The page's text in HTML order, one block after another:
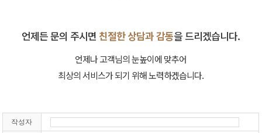
언제든 문의 주시면 친절한 상담과 감동을 드리겠습니다.
언제나 고객님의 눈높이에 맞추어
최상의 서비스가 되기 위해 노력하겠습니다.
작성자